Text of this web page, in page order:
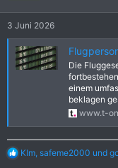
n
:
3 Juni 2026
Die
einem
beklagen
www.t-
R
KIm safeme2000 und